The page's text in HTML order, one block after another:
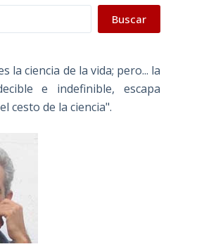
Buscar
la ciencia de la vida; pero... la
e indefinible, escapa
cesto de la ciencia".